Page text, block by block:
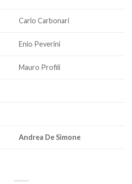
Carlo Carbonari
Enio Peverini
Mauro Profili
Andrea De Simone